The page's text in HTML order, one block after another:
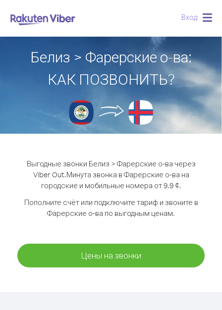
Вход
Белиз > Фарерские о-ва:
КАК ПОЗВОНИТЬ?
Выгодные звонки Белиз > Фарерские о-ва через
Viber Out.Минута звонка в Фарерские о-ва на
городские и мобильные номера от 9.9 ¢.
Пополните счёт или подключите тариф и звоните в
Фарерские о-ва по выгодным ценам.
Цены на звонки